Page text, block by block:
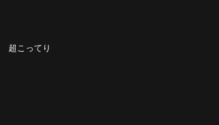
超こってり